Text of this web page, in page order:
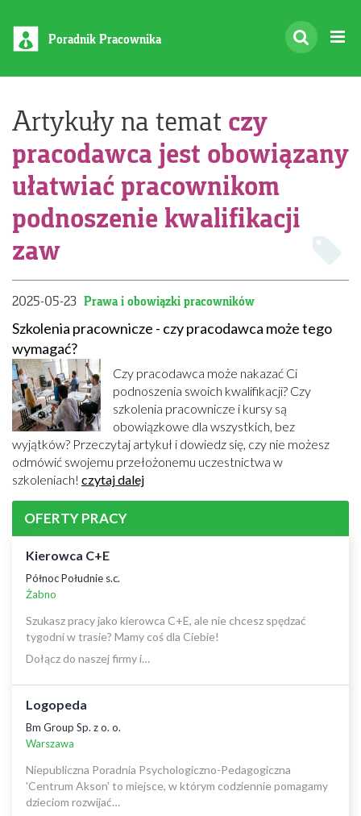
Poradnik Pracownika
Artykuły na temat czy
pracodawca jest obowiązany
ułatwiać pracownikom
podnoszenie kwalifikacji
zaw
2025-05-23 Prawa i obowiązki pracowników
Szkolenia pracownicze - czy pracodawca może tego
wymagać?
Czy pracodawca może nakazać Ci
podnoszenia swoich kwalifikacji? Czy
szkolenia pracownicze i kursy są
obowiązkowe dla wszystkich, bez
wyjątków? Przeczytaj artykuł i dowiedz się, czy nie możesz
odmówić swojemu przełożonemu uczestnictwa w
szkoleniach! czytaj dalej
OFERTY PRACY
Kierowca C+E
Północ Południe s.c.
Żabno
Szukasz pracy jako kierowca C+E, ale nie chcesz spędzać
tygodni w trasie? Mamy coś dla Ciebie!
Dołącz do naszej firmy i…
Logopeda
Bm Group Sp. z o. o.
Warszawa
Niepubliczna Poradnia Psychologiczno-Pedagogiczna
'Centrum Akson' to miejsce, w którym codziennie pomagamy
dzieciom rozwijać…